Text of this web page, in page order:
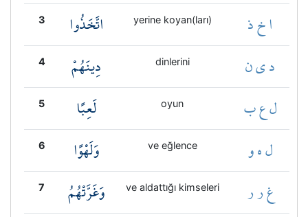
3 اتَّخَذُوا yerine koyan(ları) ا خ ذ
4 دِينَهُمْ dinlerini د ي ن
5 لَعِبًا oyun ل ع ب
6 وَلَهْوًا ve eğlence ل ه و
7 وَغَرَّتْهُمُ ve aldattığı kimseleri غ ر ر